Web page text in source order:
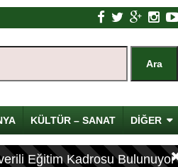
KÜLTÜR – SANAT DİĞER
Eğitim Kadrosu Bulunuyor